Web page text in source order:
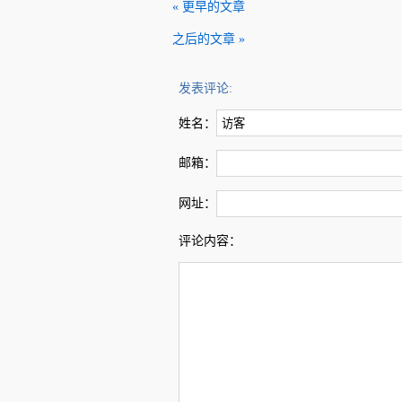
« 更早的文章
之后的文章 »
发表评论:
姓名：
邮箱：
网址：
评论内容：